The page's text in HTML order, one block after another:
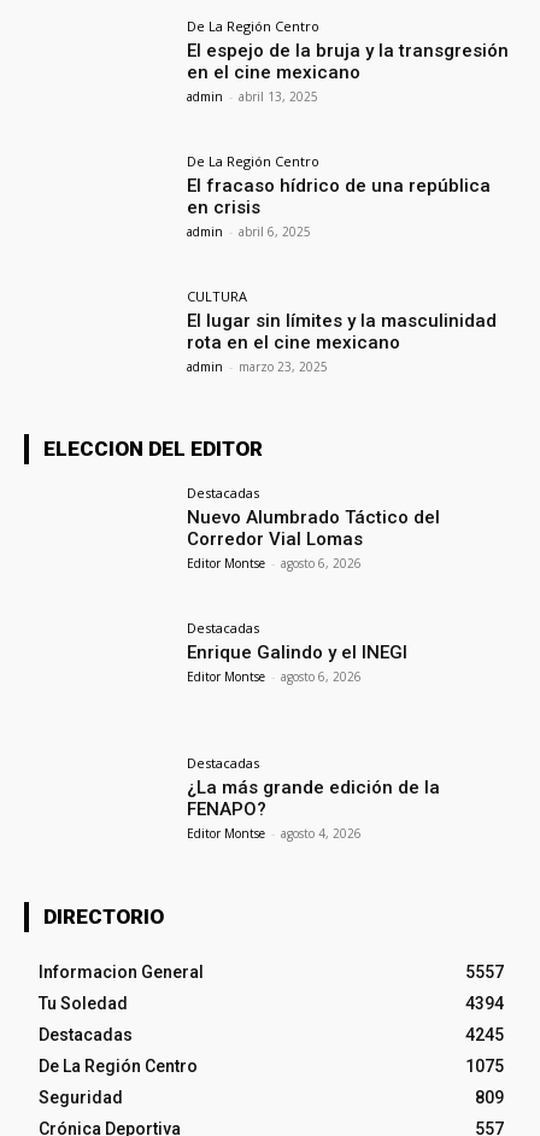
De La Región Centro
El espejo de la bruja y la transgresión
en el cine mexicano
admin - abril 13, 2025
De La Región Centro
El fracaso hídrico de una república
en crisis
admin - abril 6, 2025
CULTURA
El lugar sin límites y la masculinidad
rota en el cine mexicano
admin - marzo 23, 2025
ELECCION DEL EDITOR
Destacadas
Nuevo Alumbrado Táctico del
Corredor Vial Lomas
Editor Montse - agosto 6, 2026
Destacadas
Enrique Galindo y el INEGI
Editor Montse - agosto 6, 2026
Destacadas
¿La más grande edición de la
FENAPO?
Editor Montse - agosto 4, 2026
DIRECTORIO
Informacion General
5557
Tu Soledad
4394
Destacadas
4245
De La Región Centro
1075
Seguridad
809
Crónica Deportiva
557